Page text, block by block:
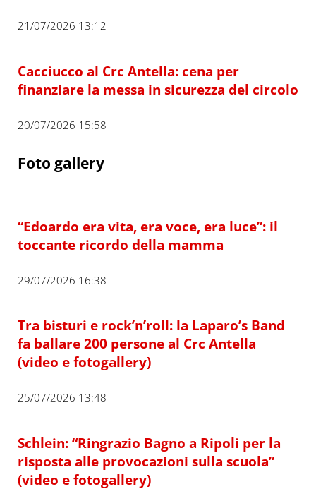
21/07/2026 13:12
Cacciucco al Crc Antella: cena per
finanziare la messa in sicurezza del circolo
20/07/2026 15:58
Foto gallery
“Edoardo era vita, era voce, era luce”: il
toccante ricordo della mamma
29/07/2026 16:38
Tra bisturi e rock’n’roll: la Laparo’s Band
fa ballare 200 persone al Crc Antella
(video e fotogallery)
25/07/2026 13:48
Schlein: “Ringrazio Bagno a Ripoli per la
risposta alle provocazioni sulla scuola”
(video e fotogallery)